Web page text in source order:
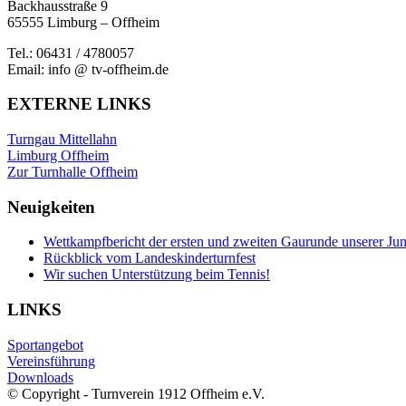
Backhausstraße 9
65555 Limburg – Offheim
Tel.: 06431 / 4780057
Email: info @ tv-offheim.de
EXTERNE LINKS
Turngau Mittellahn
Limburg Offheim
Zur Turnhalle Offheim
Neuigkeiten
Wettkampfbericht der ersten und zweiten Gaurunde unserer
Rückblick vom Landeskinderturnfest
Wir suchen Unterstützung beim Tennis!
LINKS
Sportangebot
Vereinsführung
Downloads
© Copyright - Turnverein 1912 Offheim e.V.